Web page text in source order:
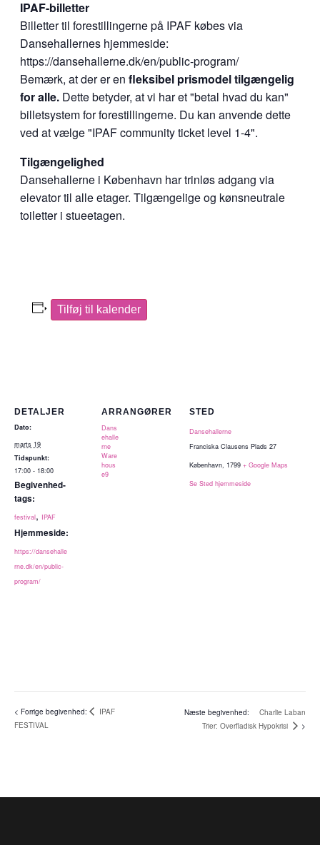
IPAF-billetter
Billetter til forestillingerne på IPAF købes via
Dansehallernes hjemmeside:
https://dansehallerne.dk/en/public-program/
Bemærk, at der er enfleksibel prismodel tilgængelig
for alle. Dette betyder, at vi har et "betal hvad du kan"
billetsystem for forestillingerne. Du kan anvende dette
ved at vælge "IPAF community ticket level 1-4".
Tilgængelighed
Dansehallerne i København har trinløs adgang via
elevator til alle etager. Tilgængelige og kønsneutrale
toiletter i stueetagen.
Tilføj til kalender
DETALJER
Dato:
marts 19
Tidspunkt:
17:00 - 18:00
Begivenhed-
tags:
festival, IPAF
Hjemmeside:
https://dansehalle
rne.dk/en/public-
program/
ARRANGØRER
Dans
ehalle
rne
Ware
hous
e9
STED
Dansehallerne
Franciska Clausens Plads 27
København, 1799 + Google Maps
Se Sted hjemmeside
IPAF
FESTIVAL
Charlie Laban
Trier: Overfladisk Hypokrisi